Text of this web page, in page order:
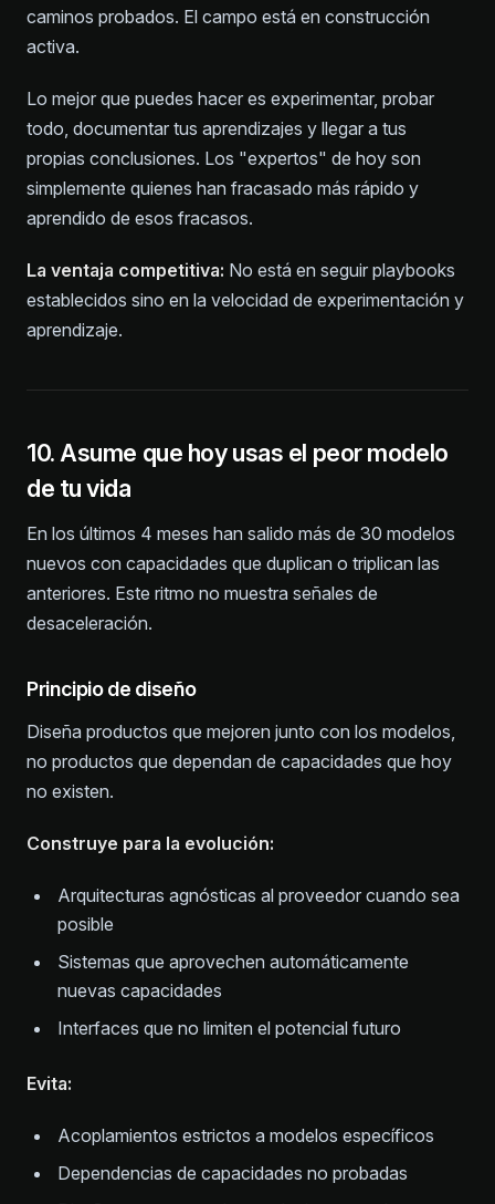
caminos probados. El campo está en construcción
activa.
Lo mejor que puedes hacer es experimentar, probar
todo, documentar tus aprendizajes y llegar a tus
propias conclusiones. Los "expertos" de hoy son
simplemente quienes han fracasado más rápido y
aprendido de esos fracasos.
La ventaja competitiva: No está en seguir playbooks
establecidos sino en la velocidad de experimentación y
aprendizaje.
10. Asume que hoy usas el peor modelo
de tu vida
En los últimos 4 meses han salido más de 30 modelos
nuevos con capacidades que duplican o triplican las
anteriores. Este ritmo no muestra señales de
desaceleración.
Principio de diseño
Diseña productos que mejoren junto con los modelos,
no productos que dependan de capacidades que hoy
no existen.
Construye para la evolución:
Arquitecturas agnósticas al proveedor cuando sea
posible
Sistemas que aprovechen automáticamente
nuevas capacidades
Interfaces que no limiten el potencial futuro
Evita:
Acoplamientos estrictos a modelos específicos
Dependencias de capacidades no probadas